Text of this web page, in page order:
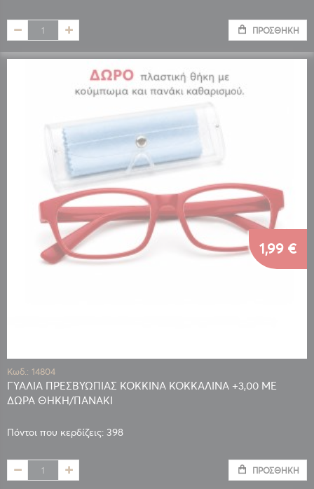
ΠΡΟΣΘΉΚΗ
Κωδ.: 14804
ΓΥΑΛΙΑ ΠΡΕΣΒΥΩΠΙΑΣ ΚΟΚΚΙΝΑ ΚΟΚΚΑΛΙΝΑ +3,00 ΜΕ
ΔΩΡΑ ΘΗΚΗ/ΠΑΝΑΚΙ
Πόντοι που κερδίζεις: 398
1,99 €
ΠΡΟΣΘΉΚΗ